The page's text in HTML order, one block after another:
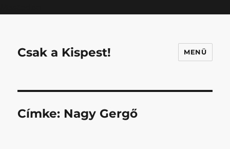
Csak a Kispest! MENÜ
Címke: Nagy Gergő